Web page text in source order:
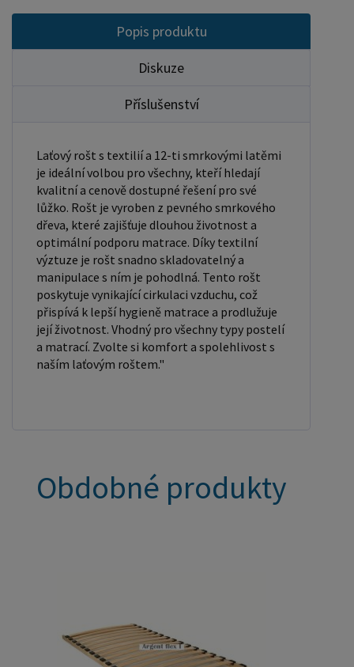
Popis produktu
Diskuze
Příslušenství
Laťový rošt s textilií a 12-ti smrkovými latěmi
je ideální volbou pro všechny, kteří hledají
kvalitní a cenově dostupné řešení pro své
lůžko. Rošt je vyroben z pevného smrkového
dřeva, které zajišťuje dlouhou životnost a
optimální podporu matrace. Díky textilní
výztuze je rošt snadno skladovatelný a
manipulace s ním je pohodlná. Tento rošt
poskytuje vynikající cirkulaci vzduchu, což
přispívá k lepší hygieně matrace a prodlužuje
její životnost. Vhodný pro všechny typy postelí
a matrací. Zvolte si komfort a spolehlivost s
naším laťovým roštem."
Obdobné produkty